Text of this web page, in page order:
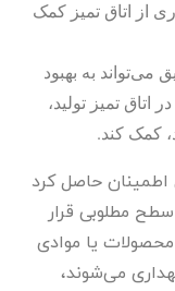
از اتاق تمیز کمک
می‌تواند به بهبود
تمیز تولید،
کمک کند.
اطمینان حاصل کرد
مطلوبی قرار
یا موادی
می‌شوند،